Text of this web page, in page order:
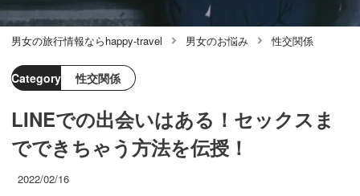
男女の旅行情報ならhappy-travel 男女のお悩み 性交関係
Category 性交関係
LINEでの出会いはある！セックスま
でできちゃう方法を伝授！
2022/02/16